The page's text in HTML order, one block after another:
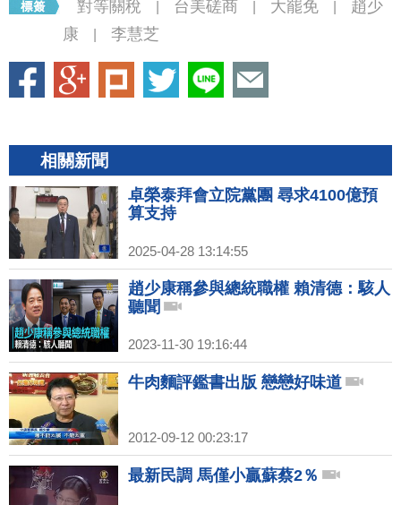
對等關稅 台美磋商 大罷免
趙少
康
李慧芝
相關新聞
卓榮泰拜會立院黨團 尋求4100億預
算支持
2025-04-28 13:14:55
趙少康稱參與總統職權 賴清德：駭人
聽聞
2023-11-30 19:16:44
牛肉麵評鑑書出版 戀戀好味道
2012-09-12 00:23:17
最新民調 馬僅小贏蘇蔡2％